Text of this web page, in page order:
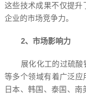
这些技术成果不仅提升
企业的市场竞争力。
2、市场影响力
展化化工的过硫
等多个领域有着广泛应
日本、韩国、泰国、